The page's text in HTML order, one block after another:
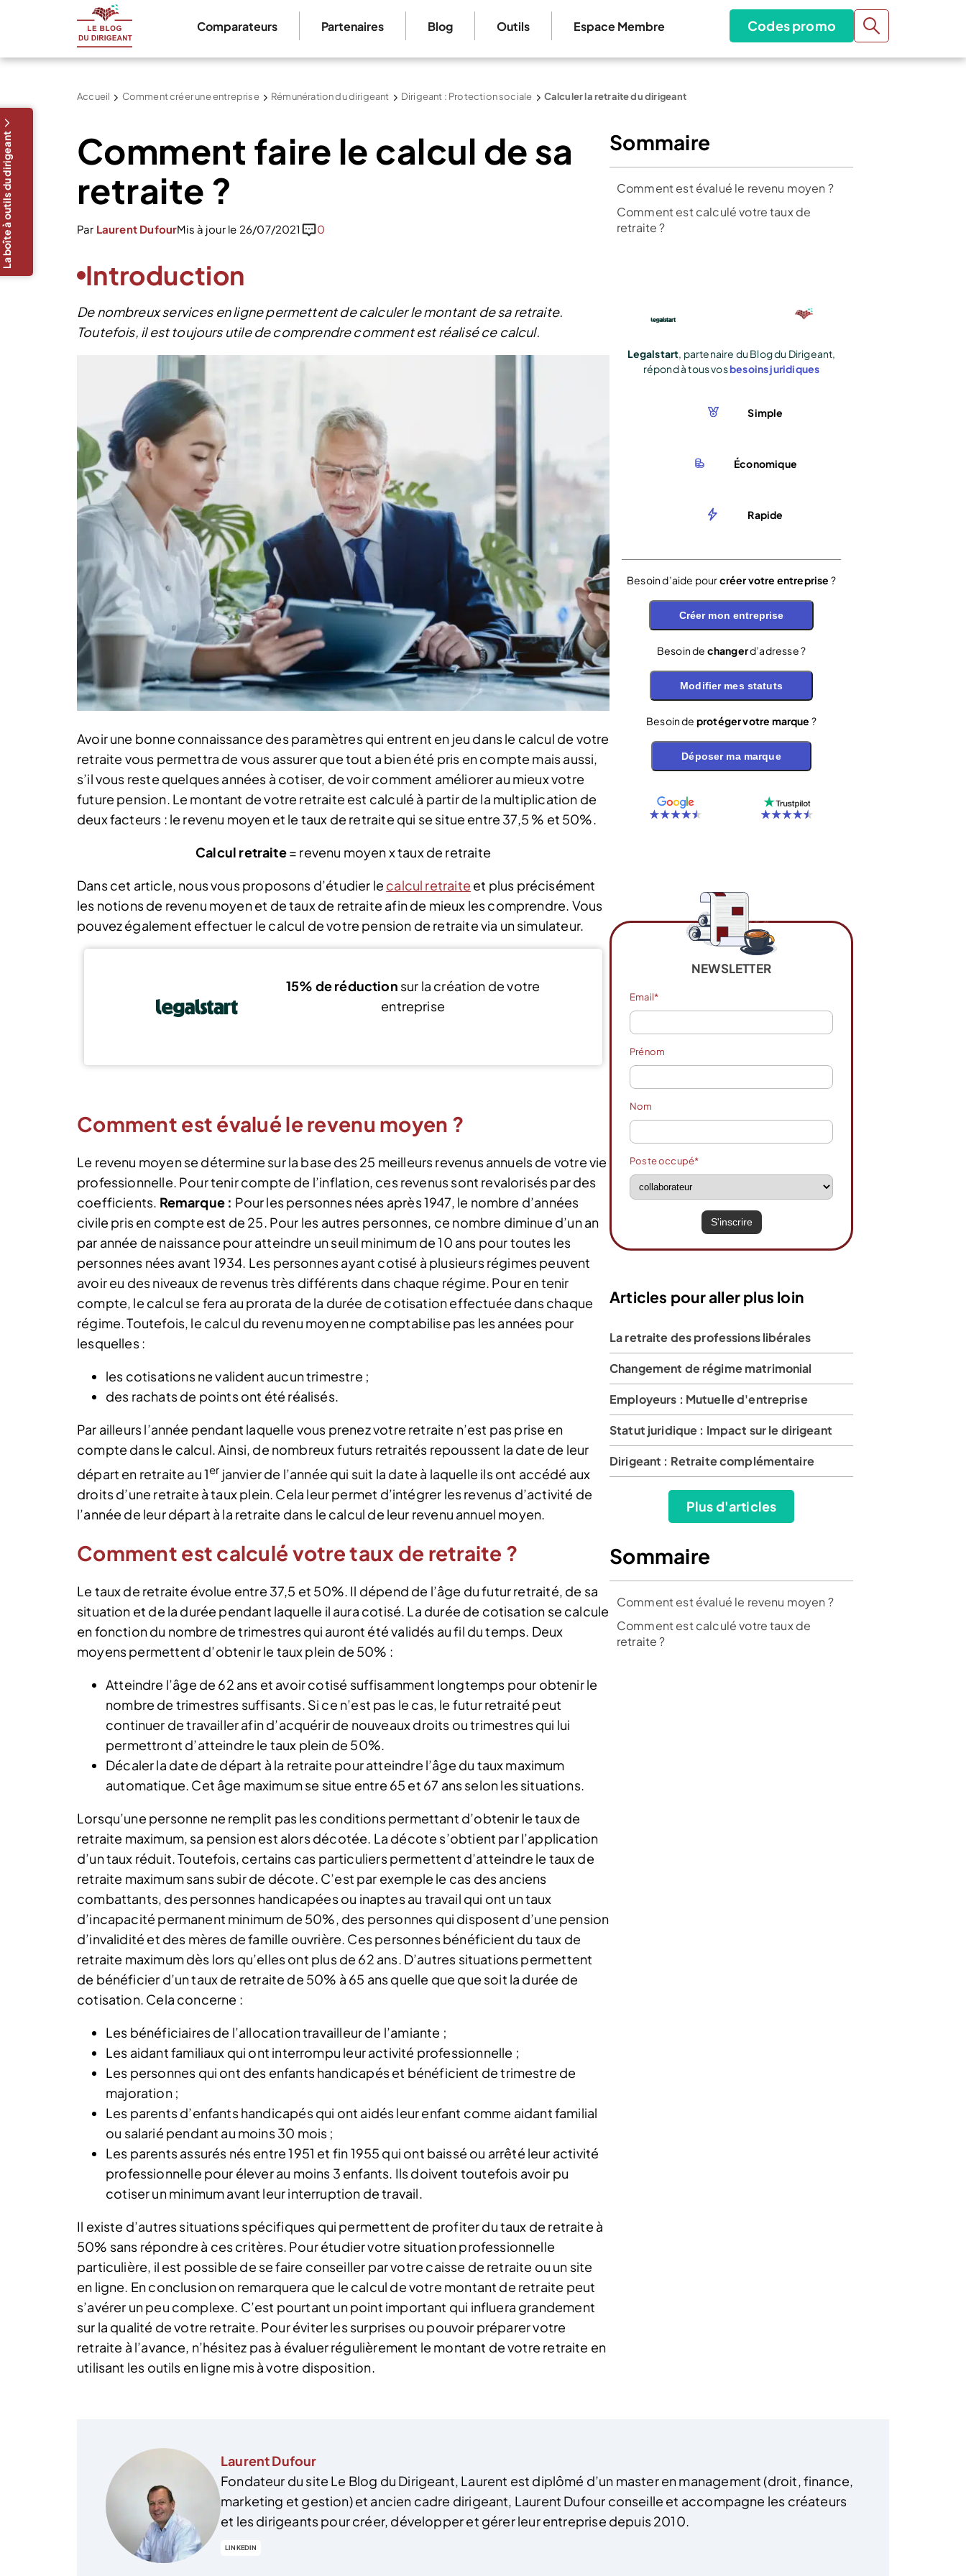
Comparateurs Partenaires Blog Outils Espace Membre Codes promo
Accueil Comment créer une entreprise Rémunération du dirigeant Dirigeant : Protection sociale Calculer la retraite du dirigeant
Comment faire le calcul de sa
retraite ?
Par Laurent DufourMis à jour le 26/07/2021 0
Introduction
De nombreux services en ligne permettent de calculer le montant de sa retraite.
Toutefois, il est toujours utile de comprendre comment est réalisé ce calcul.
La boîte à outils du dirigeant
Avoir une bonne connaissance des paramètres qui entrent en jeu dans le calcul de votre
retraite vous permettra de vous assurer que tout a bien été pris en compte mais aussi,
s’il vous reste quelques années à cotiser, de voir comment améliorer au mieux votre
future pension. Le montant de votre retraite est calculé à partir de la multiplication de
deux facteurs : le revenu moyen et le taux de retraite qui se situe entre 37,5 % et 50%.
Calcul retraite= revenu moyen x taux de retraite
Dans cet article, nous vous proposons d’étudier le calcul retraite et plus précisément
les notions de revenu moyen et de taux de retraite afin de mieux les comprendre. Vous
pouvez également effectuer le calcul de votre pension de retraite via un simulateur.
15% de réduction sur la création de votre
entreprise
Comment est évalué le revenu moyen ?
Le revenu moyen se détermine sur la base des 25 meilleurs revenus annuels de votre vie
professionnelle. Pour tenir compte de l’inflation, ces revenus sont revalorisés par des
coefficients. Remarque : Pour les personnes nées après 1947, le nombre d’années
civile pris en compte est de 25. Pour les autres personnes, ce nombre diminue d’un an
par année de naissance pour atteindre un seuil minimum de 10 ans pour toutes les
personnes nées avant 1934. Les personnes ayant cotisé à plusieurs régimes peuvent
avoir eu des niveaux de revenus très différents dans chaque régime. Pour en tenir
compte, le calcul se fera au prorata de la durée de cotisation effectuée dans chaque
régime. Toutefois, le calcul du revenu moyen ne comptabilise pas les années pour
lesquelles :
les cotisations ne valident aucun trimestre ;
des rachats de points ont été réalisés.
Par ailleurs l’année pendant laquelle vous prenez votre retraite n’est pas prise en
compte dans le calcul. Ainsi, de nombreux futurs retraités repoussent la date de leur
départ en retraite au 1er janvier de l’année qui suit la date à laquelle ils ont accédé aux
droits d’une retraite à taux plein. Cela leur permet d’intégrer les revenus d’activité de
l’année de leur départ à la retraite dans le calcul de leur revenu annuel moyen.
Comment est calculé votre taux de retraite ?
Le taux de retraite évolue entre 37,5 et 50%. Il dépend de l’âge du futur retraité, de sa
situation et de la durée pendant laquelle il aura cotisé. La durée de cotisation se calcule
en fonction du nombre de trimestres qui auront été validés au fil du temps. Deux
moyens permettent d’obtenir le taux plein de 50% :
Atteindre l’âge de 62 ans et avoir cotisé suffisamment longtemps pour obtenir le
nombre de trimestres suffisants. Si ce n’est pas le cas, le futur retraité peut
continuer de travailler afin d’acquérir de nouveaux droits ou trimestres qui lui
permettront d’atteindre le taux plein de 50%.
Décaler la date de départ à la retraite pour atteindre l’âge du taux maximum
automatique. Cet âge maximum se situe entre 65 et 67 ans selon les situations.
Lorsqu’une personne ne remplit pas les conditions permettant d’obtenir le taux de
retraite maximum, sa pension est alors décotée. La décote s’obtient par l’application
d’un taux réduit. Toutefois, certains cas particuliers permettent d’atteindre le taux de
retraite maximum sans subir de décote. C’est par exemple le cas des anciens
combattants, des personnes handicapées ou inaptes au travail qui ont un taux
d’incapacité permanent minimum de 50%, des personnes qui disposent d’une pension
d’invalidité et des mères de famille ouvrière. Ces personnes bénéficient du taux de
retraite maximum dès lors qu’elles ont plus de 62 ans. D’autres situations permettent
de bénéficier d’un taux de retraite de 50% à 65 ans quelle que que soit la durée de
cotisation. Cela concerne :
Les bénéficiaires de l’allocation travailleur de l’amiante ;
Les aidant familiaux qui ont interrompu leur activité professionnelle ;
Les personnes qui ont des enfants handicapés et bénéficient de trimestre de
majoration ;
Les parents d’enfants handicapés qui ont aidés leur enfant comme aidant familial
ou salarié pendant au moins 30 mois ;
Les parents assurés nés entre 1951 et fin 1955 qui ont baissé ou arrêté leur activité
professionnelle pour élever au moins 3 enfants. Ils doivent toutefois avoir pu
cotiser un minimum avant leur interruption de travail.
Il existe d’autres situations spécifiques qui permettent de profiter du taux de retraite à
50% sans répondre à ces critères. Pour étudier votre situation professionnelle
particulière, il est possible de se faire conseiller par votre caisse de retraite ou un site
en ligne. En conclusion on remarquera que le calcul de votre montant de retraite peut
s’avérer un peu complexe. C’est pourtant un point important qui influera grandement
sur la qualité de votre retraite. Pour éviter les surprises ou pouvoir préparer votre
retraite à l’avance, n’hésitez pas à évaluer régulièrement le montant de votre retraite en
utilisant les outils en ligne mis à votre disposition.
Sommaire
Comment est évalué le revenu moyen ?
Comment est calculé votre taux de
retraite ?
Legalstart, partenaire du Blog du Dirigeant,
répond à tous vosbesoins juridiques
Simple
Économique
Rapide
Besoin d’aide pourcréer votre entreprise ?
Créer mon entreprise
Besoin de changerd’adresse ?
Modifier mes statuts
Besoin de protéger votre marque ?
Déposer ma marque
NEWSLETTER
Email*
Prénom
Nom
Poste occupé*
Articles pour aller plus loin
La retraite des professions libérales
Changement de régime matrimonial
Employeurs : Mutuelle d'entreprise
Statut juridique : Impact sur le dirigeant
Dirigeant : Retraite complémentaire
Plus d'articles
Sommaire
Comment est évalué le revenu moyen ?
Comment est calculé votre taux de
retraite ?
Laurent Dufour
Fondateur du site Le Blog du Dirigeant, Laurent est diplômé d’un master en management (droit, finance,
marketing et gestion) et ancien cadre dirigeant, Laurent Dufour conseille et accompagne les créateurs
et les dirigeants pour créer, développer et gérer leur entreprise depuis 2010.
LINKEDIN